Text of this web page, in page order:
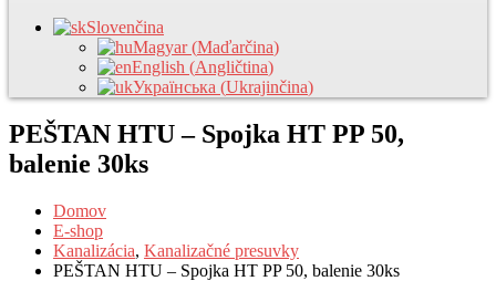
Slovenčina
Magyar (Maďarčina)
English (Angličtina)
Українська (Ukrajinčina)
PEŠTAN HTU – Spojka HT PP 50,
balenie 30ks
Domov
E-shop
Kanalizácia, Kanalizačné presuvky
PEŠTAN HTU – Spojka HT PP 50, balenie 30ks